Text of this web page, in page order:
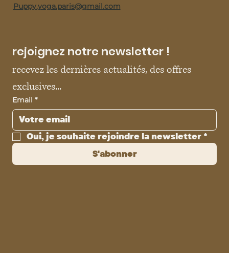
Puppy.yoga.paris@gmail.com
rejoignez notre newsletter !
recevez les dernières actualités, des offres
exclusives...
Email *
Oui, je souhaite rejoindre la newsletter *
S'abonner